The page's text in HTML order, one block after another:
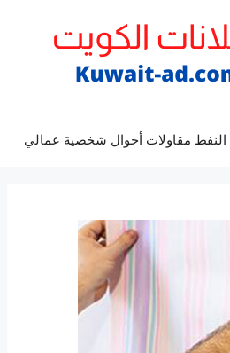
مقاولات أحوال شخصية عمالي